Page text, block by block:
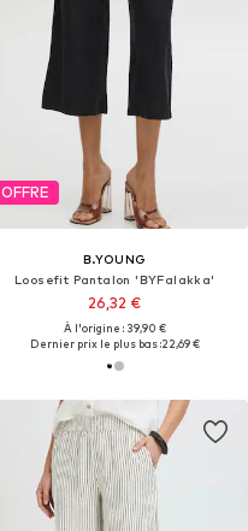
OFFRE
B.YOUNG
Loosefit Pantalon 'BYFalakka'
26,32 €
À l'origine : 39,90 €
Dernier prix le plus bas :22,69 €